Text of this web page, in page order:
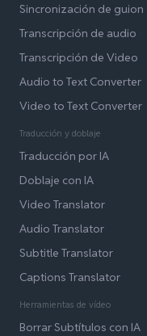
Sincronización de guion
Transcripción de audio
Transcripción de Video
Audio to Text Converter
Video to Text Converter
Traducción y doblaje
Traducción por IA
Doblaje con IA
Video Translator
Audio Translator
Subtitle Translator
Captions Translator
Herramientas de vídeo
Borrar Subtítulos con IA